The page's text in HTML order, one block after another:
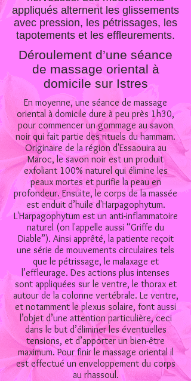
appliqués alternent les glissements
avec pression, les pétrissages, les
tapotements et les effleurements.
Déroulement d’une séance
de massage oriental à
domicile sur Istres
En moyenne, une séance de massage
oriental à domicile dure à peu près 1h30,
pour commencer un gommage au savon
noir qui fait partie des rituels du hammam.
Originaire de la région d'Essaouira au
Maroc, le savon noir est un produit
exfoliant 100% naturel qui élimine les
peaux mortes et purifie la peau en
profondeur. Ensuite, le corps de la massée
est enduit d’huile d'Harpagophytum.
L'Harpagophytum est un anti-inflammatoire
naturel (on l'appelle aussi “Griffe du
Diable”). Ainsi apprêté, la patiente reçoit
une série de mouvements circulaires tels
que le pétrissage, le malaxage et
l’effleurage. Des actions plus intenses
sont appliquées sur le ventre, le thorax et
autour de la colonne vertébrale. Le ventre,
et notamment le plexus solaire, font aussi
l’objet d’une attention particulière, ceci
dans le but d’éliminer les éventuelles
tensions, et d’apporter un bien-être
maximum. Pour finir le massage oriental il
est effectué un enveloppement du corps
au rhassoul.